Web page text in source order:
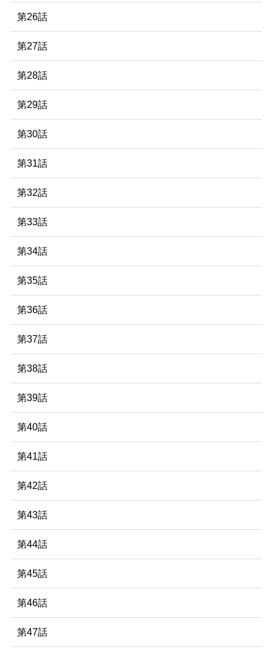
第26話
第27話
第28話
第29話
第30話
第31話
第32話
第33話
第34話
第35話
第36話
第37話
第38話
第39話
第40話
第41話
第42話
第43話
第44話
第45話
第46話
第47話